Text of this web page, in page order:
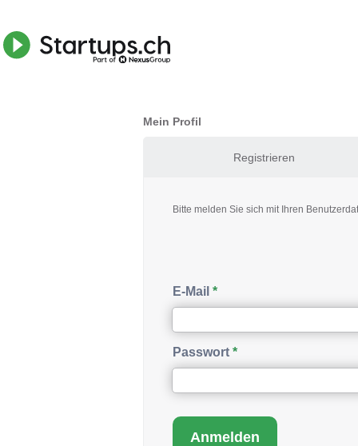
Mein Profil
Registrieren
Bitte melden Sie sich mit Ihren
E-Mail
Passwort